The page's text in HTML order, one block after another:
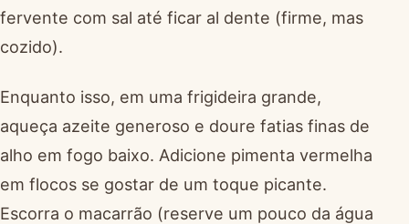
fervente com sal até ficar al dente (firme, mas
cozido).
Enquanto isso, em uma frigideira grande,
aqueça azeite generoso e doure fatias finas de
alho em fogo baixo. Adicione pimenta vermelha
em flocos se gostar de um toque picante.
Escorra o macarrão (reserve um pouco da água